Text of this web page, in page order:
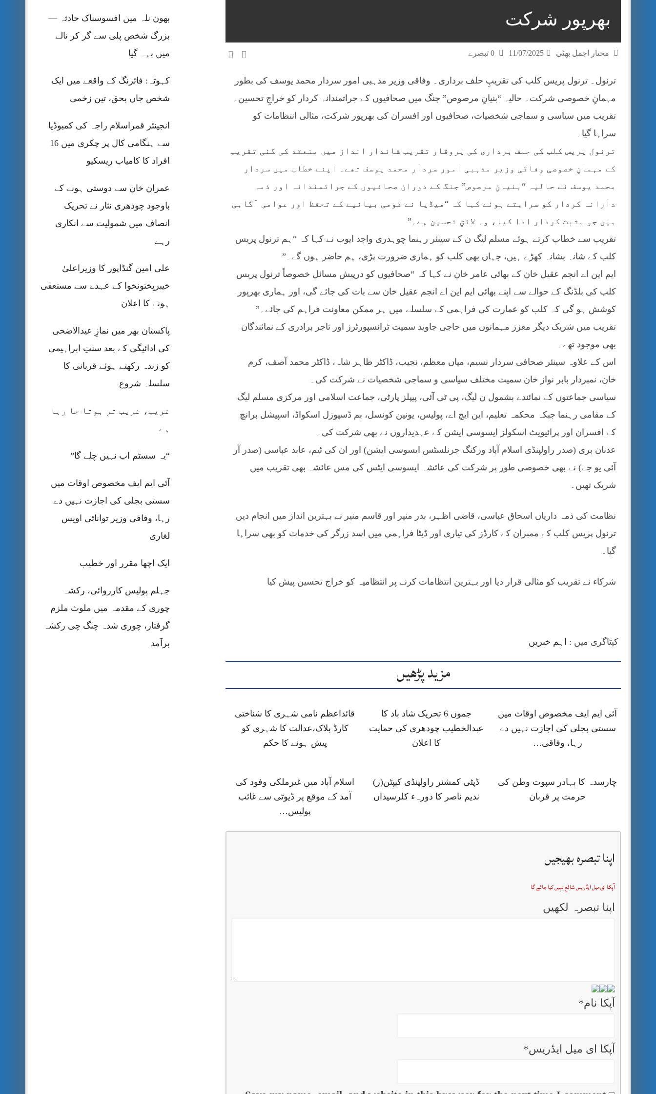
بھون نلہ میں افسوسناک حادثہ —
بزرگ شخص پلی سے گر کر نالے
میں بہہ گیا
کہوٹہ: فائرنگ کے واقعے میں ایک
شخص جاں بحق، تین زخمی
انجینئر قمراسلام راجہ کی کمبوڈیا
سے ہنگامی کال پر چکری میں 16
افراد کا کامیاب ریسکیو
عمران خان سے دوستی ہونے کے
باوجود چودھری نثار نے تحریک
انصاف میں شمولیت سے انکاری
رہے
علی امین گنڈاپور کا وزیراعلیٰ
خیبرپختونخوا کے عہدے سے مستعفی
ہونے کا اعلان
پاکستان بھر میں نمازِ عیدالاضحی
کی ادائیگی کے بعد سنتِ ابراہیمی
کو زندہ رکھتے ہوئے قربانی کا
سلسلہ شروع
غریب، غریب تر ہوتا جا رہا
ہے
“یہ سسٹم اب نہیں چلے گا”
آئی ایم ایف مخصوص اوقات میں
سستی بجلی کی اجازت نہیں دے
رہا، وفاقی وزیر توانائی اویس
لغاری
ایک اچھا مقرر اور خطیب
جہلم پولیس کارروائی، رکشہ
چوری کے مقدمہ میں ملوث ملزم
گرفتار، چوری شدہ چنگ چی رکشہ
برآمد
بھرپور شرکت
مختار اجمل بھٹی 11/07/2025
ترنول۔ ترنول پریس کلب کی تقریبِ حلف برداری۔ وفاقی وزیر مذہبی امور سردار محمد یوسف کی بطور
مہمانِ خصوصی شرکت۔ حالیہ “بنیانِ مرصوص” جنگ میں صحافیوں کے جراتمندانہ کردار کو خراجِ تحسین۔
تقریب میں سیاسی و سماجی شخصیات، صحافیوں اور افسران کی بھرپور شرکت، مثالی انتظامات کو
سراہا گیا۔
ترنول پریس کلب کی حلف برداری کی پروقار تقریب شاندار انداز میں منعقد کی گئی تقریب
کے مہمانِ خصوصی وفاقی وزیر مذہبی امور سردار محمد یوسف تھے۔ اپنے خطاب میں سردار
محمد یوسف نے حالیہ “بنیانِ مرصوص” جنگ کے دوران صحافیوں کے جراتمندانہ اور ذمہ
دارانہ کردار کو سراہتے ہوئے کہا کہ “میڈیا نے قومی بیانیے کے تحفظ اور عوامی آگاہی
میں جو مثبت کردار ادا کیا، وہ لائقِ تحسین ہے۔”
تقریب سے خطاب کرتے ہوئے مسلم لیگ ن کے سینئر رہنما چوہدری واجد ایوب نے کہا کہ “ہم ترنول پریس
کلب کے شانہ بشانہ کھڑے ہیں، جہاں بھی کلب کو ہماری ضرورت پڑی، ہم حاضر ہوں گے۔”
ایم این اے انجم عقیل خان کے بھائی عامر خان نے کہا کہ “صحافیوں کو درپیش مسائل خصوصاً ترنول پریس
کلب کی بلڈنگ کے حوالے سے اپنے بھائی ایم این اے انجم عقیل خان سے بات کی جائے گی، اور ہماری بھرپور
کوشش ہو گی کہ کلب کو عمارت کی فراہمی کے سلسلے میں ہر ممکن معاونت فراہم کی جائے۔”
تقریب میں شریک دیگر معزز مہمانوں میں حاجی جاوید سمیت ٹرانسپورٹرز اور تاجر برادری کے نمائندگان
بھی موجود تھے۔
اس کے علاوہ سینئر صحافی سردار نسیم، میاں معظم، نجیب، ڈاکٹر ظاہر شاہ، ڈاکٹر محمد آصف، کرم
خان، نمبردار بابر نواز خان سمیت مختلف سیاسی و سماجی شخصیات نے شرکت کی۔
سیاسی جماعتوں کے نمائندے بشمول ن لیگ، پی ٹی آئی، پیپلز پارٹی، جماعت اسلامی اور مرکزی مسلم لیگ
کے مقامی رہنما جبکہ محکمہ تعلیم، این ایچ اے، پولیس، یونین کونسل، بم ڈسپوزل اسکواڈ، اسپیشل برانچ
کے افسران اور پرائیویٹ اسکولز ایسوسی ایشن کے عہدیداروں نے بھی شرکت کی۔
عدنان بری (صدر راولپنڈی اسلام آباد ورکنگ جرنلسٹس ایسوسی ایشن) اور ان کی ٹیم، عابد عباسی (صدر آر
آئی یو جے) نے بھی خصوصی طور پر شرکت کی عائشہ ایسوسی ایٹس کی مس عائشہ بھی تقریب میں
شریک تھیں۔
نظامت کی ذمہ داریاں اسحاق عباسی، قاضی اظہر، بدر منیر اور قاسم منیر نے بہترین انداز میں انجام دیں
ترنول پریس کلب کے ممبران کے کارڈز کی تیاری اور ڈیٹا فراہمی میں اسد زرگر کی خدمات کو بھی سراہا
گیا۔
شرکاء نے تقریب کو مثالی قرار دیا اور بہترین انتظامات کرنے پر انتظامیہ کو خراج تحسین پیش کیا
کیٹاگری میں : اہم خبریں
مزید پڑھیں
آئی ایم ایف مخصوص اوقات میں
سستی بجلی کی اجازت نہیں دے
رہا، وفاقی…
جموں 6 تحریک شاد باد کا
عبدالخطیب چودھری کی حمایت
کا اعلان
قائداعظم نامی شہری کا شناختی
کارڈ بلاک،عدالت کا شہری کو
پیش ہونے کا حکم
چارسدہ کا بہادر سپوت وطن کی
حرمت پر قربان
ڈپٹی کمشنر راولپنڈی کیپٹن(ر)
ندیم ناصر کا دورہء کلرسیداں
اسلام آباد میں غیرملکی وفود کی
آمد کے موقع پر ڈیوٹی سے غائب
پولیس…
اپنا تبصرہ بھیجیں
آپکا ای میل ایڈریس شائع نہیں کیا جائے گا
اپنا تبصرہ لکھیں
آپکا نام*
آپکا ای میل ایڈریس*